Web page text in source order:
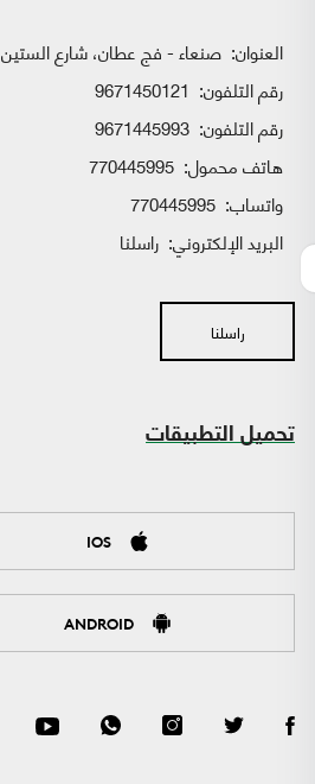
العنوان: صنعاء - فج عطان، شارع الستين
رقم التلفون: 9671450121
رقم التلفون: 9671445993
هاتف محمول: 770445995
واتساب:
البريد الإلكتروني: راسلنا
راسلنا
تحميل التطبيقات
IOS
ANDROID